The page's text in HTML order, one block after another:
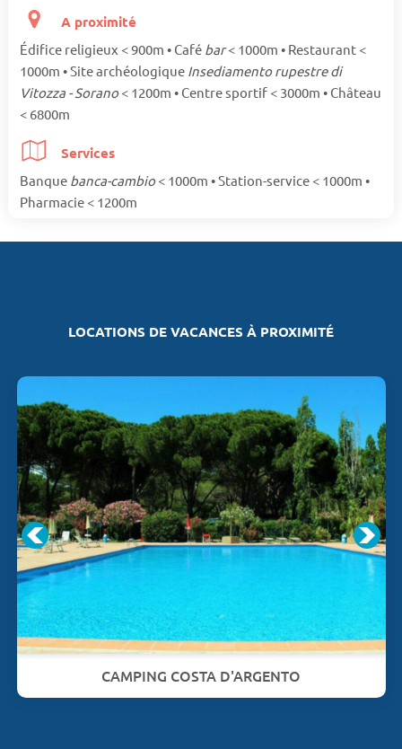
A proximité
Édifice religieux < 900m • Café bar< 1000m • Restaurant <
1000m • Site archéologique Insediamento rupestre di
Vitozza - Sorano< 1200m • Centre sportif < 3000m • Château
< 6800m
Services
Banque banca-cambio< 1000m • Station-service < 1000m •
Pharmacie < 1200m
LOCATIONS DE VACANCES À PROXIMITÉ
CAMPING COSTA D'ARGENTO